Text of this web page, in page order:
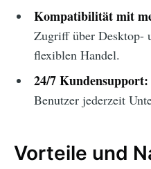
Kompatibilität mit
Zugriff über Desktop-
flexiblen Handel.
24/7 Kundensupport:
Benutzer jederzeit
Vorteile und